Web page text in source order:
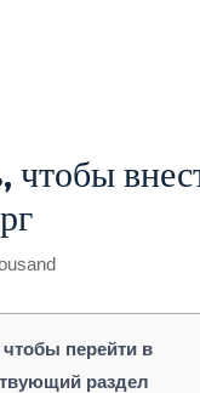
чтобы
перейти в
раздел